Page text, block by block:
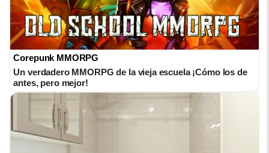
Corepunk MMORPG
Un verdadero MMORPG de la vieja escuela ¡Cómo los de
antes, pero mejor!